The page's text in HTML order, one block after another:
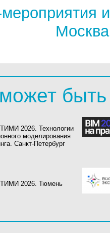
Москва
быть
ТИМИ 2026. Технологии
моделирования
Санкт-Петербург
ТИМИ 2026. Тюмень